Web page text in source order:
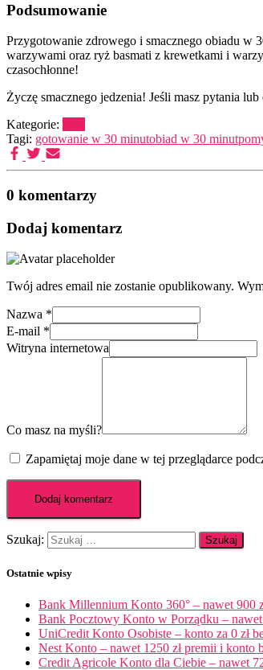
Podsumowanie
Przygotowanie zdrowego i smacznego obiadu w
warzywami oraz ryż basmati z krewetkami i
czasochłonne!
Życzę smacznego jedzenia! Jeśli masz pytania
Kategorie:
Tagi: gotowanie w 30 minutobiad w 30 minut
0 komentarzy
Dodaj komentarz
Twój adres email nie zostanie opublikowany.
Nazwa *
E-mail *
Witryna internetowa
Co masz na myśli?
Zapamiętaj moje dane w tej przeglądarce
Szukaj:
Ostatnie wpisy
Bank Millennium Konto 360° – nawet 900
Bank Pocztowy Konto w Porządku –
UniCredit Konto Osobiste – konto za 0 zł
Nest Konto – nawet 1250 zł premii i konto
Credit Agricole Konto dla Ciebie – nawet